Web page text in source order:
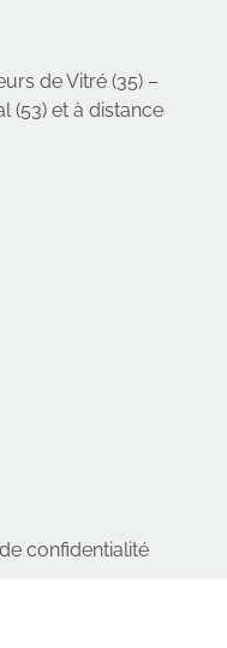
de Vitré (35) –
(53) et à distance
confidentialité